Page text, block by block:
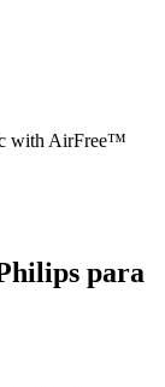
with AirFree™
para